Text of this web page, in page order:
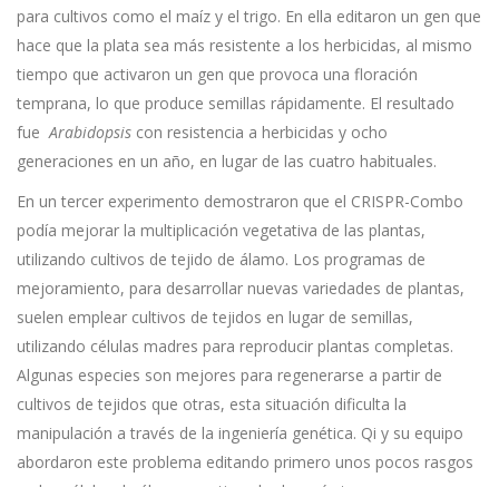
para cultivos como el maíz y el trigo. En ella editaron un gen que
hace que la plata sea más resistente a los herbicidas, al mismo
tiempo que activaron un gen que provoca una floración
temprana, lo que produce semillas rápidamente. El resultado
fueArabidopsis con resistencia a herbicidas y ocho
generaciones en un año, en lugar de las cuatro habituales.
En un tercer experimento demostraron que el CRISPR-Combo
podía mejorar la multiplicación vegetativa de las plantas,
utilizando cultivos de tejido de álamo. Los programas de
mejoramiento, para desarrollar nuevas variedades de plantas,
suelen emplear cultivos de tejidos en lugar de semillas,
utilizando células madres para reproducir plantas completas.
Algunas especies son mejores para regenerarse a partir de
cultivos de tejidos que otras, esta situación dificulta la
manipulación a través de la ingeniería genética. Qi y su equipo
abordaron este problema editando primero unos pocos rasgos